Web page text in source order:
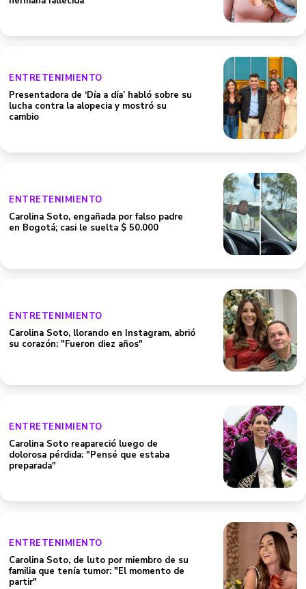
ENTRETENIMIENTO
Presentadora de ‘Día a día’ habló sobre su
lucha contra la alopecia y mostró su
cambio
ENTRETENIMIENTO
Carolina Soto, engañada por falso padre
en Bogotá; casi le suelta $ 50.000
ENTRETENIMIENTO
Carolina Soto, llorando en Instagram, abrió
su corazón: "Fueron diez años"
ENTRETENIMIENTO
Carolina Soto reapareció luego de
dolorosa pérdida: "Pensé que estaba
preparada"
ENTRETENIMIENTO
Carolina Soto, de luto por miembro de su
familia que tenía tumor: "El momento de
partir"